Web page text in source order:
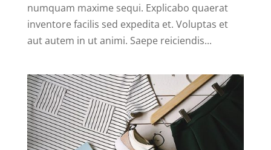
numquam maxime sequi. Explicabo quaerat
inventore facilis sed expedita et. Voluptas et
aut autem in ut animi. Saepe reiciendis...